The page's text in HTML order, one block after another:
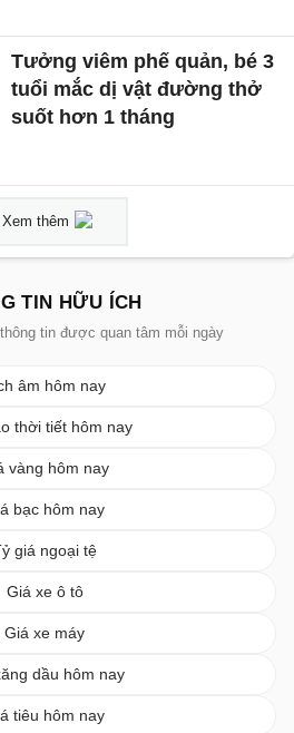
Tưởng viêm phế quản, bé 3
tuổi mắc dị vật đường thở
suốt hơn 1 tháng
Xem thêm
TIN HỮU ÍCH
tin được quan tâm mỗi ngày
âm hôm nay
thời tiết hôm nay
vàng hôm nay
bạc hôm nay
giá ngoại tệ
Giá xe ô tô
Giá xe máy
dầu hôm nay
tiêu hôm nay